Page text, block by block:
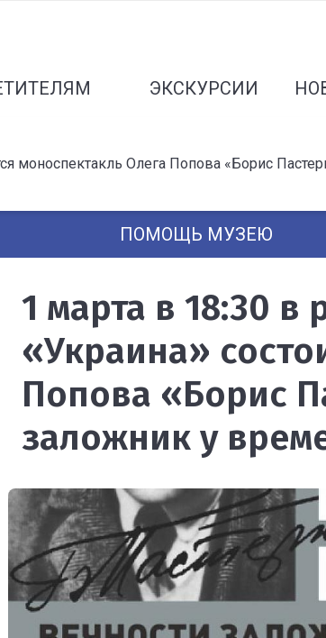
ЭКСКУРСИИ
моноспектакль Олега Попова «Борис
ПОМОЩЬ МУЗЕЮ
1 марта в 18:30 в
«Украина»
Попова «Борис
заложник у